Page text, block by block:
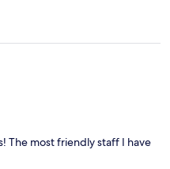
The most friendly staff I have